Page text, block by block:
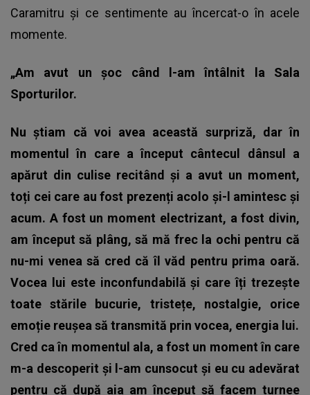
Caramitru și ce sentimente au încercat-o în acele
momente.
„Am avut un șoc când l-am întâlnit la Sala
Sporturilor.
Nu știam că voi avea această surpriză, dar în
momentul în care a început cântecul dânsul a
apărut din culise recitând și a avut un moment,
toți cei care au fost prezenți acolo și-l amintesc și
acum. A fost un moment electrizant, a fost divin,
am început să plâng, să mă frec la ochi pentru că
nu-mi venea să cred că îl văd pentru prima oară.
Vocea lui este inconfundabilă și care îți trezește
toate stările bucurie, tristețe, nostalgie, orice
emoție reușea să transmită prin vocea, energia lui.
Cred ca în momentul ala, a fost un moment în care
m-a descoperit și l-am cunsocut și eu cu adevărat
pentru că după aia am început să facem turnee